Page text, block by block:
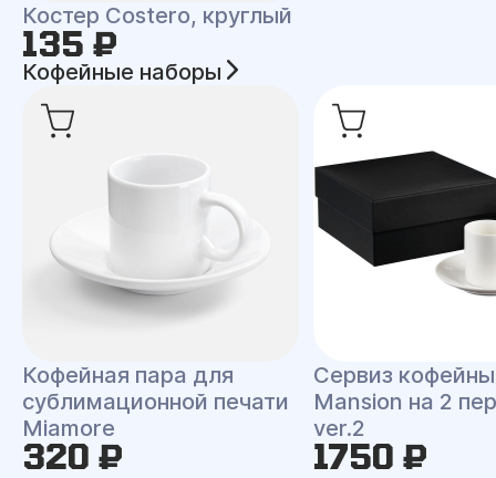
Костер Costero, круглый
135 ₽
Кофейные наборы
Кофейная пара для
сублимационной печати
Miamore
320 ₽
Сервиз
Mansion на 2
ver.2
1750 ₽